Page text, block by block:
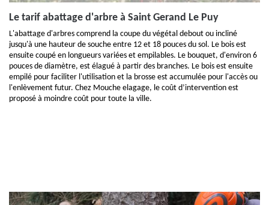
Le tarif abattage d'arbre à Saint Gerand Le Puy
L'abattage d'arbres comprend la coupe du végétal debout ou incliné
jusqu'à une hauteur de souche entre 12 et 18 pouces du sol. Le bois est
ensuite coupé en longueurs variées et empilables. Le bouquet, d'environ 6
pouces de diamètre, est élagué à partir des branches. Le bois est ensuite
empilé pour faciliter l'utilisation et la brosse est accumulée pour l'accès ou
l'enlèvement futur. Chez Mouche elagage, le coût d’intervention est
proposé à moindre coût pour toute la ville.